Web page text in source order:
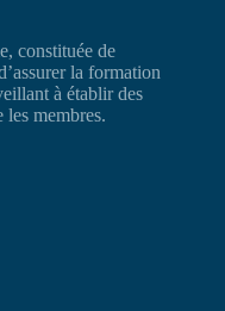
constituée de
la formation
à établir des
les membres.